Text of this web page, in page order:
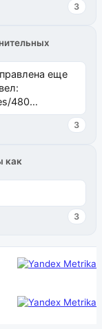
3
еще
480
481Исправим
3
как
3